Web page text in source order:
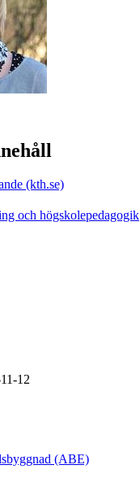
(kth.se)
och högskolepedagogik
12
(ABE)